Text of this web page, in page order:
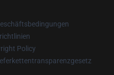
Policy